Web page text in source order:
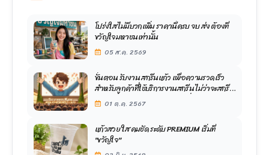
โปร่งใส ไม่มีบวกเพิ่ม ราคานี้ครบ จบ ส่ง ต้องที่
ขวัญใจมหาชนเท่านั้น
05 ส.ค. 2569
ขั้นตอน รับงาน สกรีนแก้ว เพื่อความรวดเร็ว
สำหรับลูกค้าที่ใช้บริการงานสกรีน ไม่ว่าจะสกรีน
สีเดียว หรือสกรีน สองสี สามสี สี่สี
01 ต.ค. 2567
แก้วสวย ใส คมชัด ระดับ PREMIUM เริ่มที่
"ขวัญใจ"